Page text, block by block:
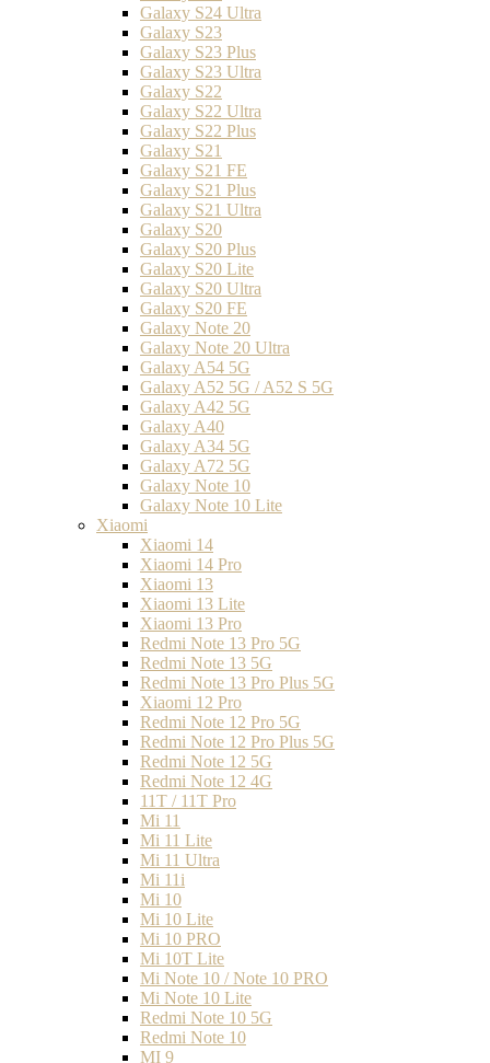
Galaxy S24 Ultra
Galaxy S23
Galaxy S23 Plus
Galaxy S23 Ultra
Galaxy S22
Galaxy S22 Ultra
Galaxy S22 Plus
Galaxy S21
Galaxy S21 FE
Galaxy S21 Plus
Galaxy S21 Ultra
Galaxy S20
Galaxy S20 Plus
Galaxy S20 Lite
Galaxy S20 Ultra
Galaxy S20 FE
Galaxy Note 20
Galaxy Note 20 Ultra
Galaxy A54 5G
Galaxy A52 5G / A52 S 5G
Galaxy A42 5G
Galaxy A40
Galaxy A34 5G
Galaxy A72 5G
Galaxy Note 10
Galaxy Note 10 Lite
Xiaomi
Xiaomi 14
Xiaomi 14 Pro
Xiaomi 13
Xiaomi 13 Lite
Xiaomi 13 Pro
Redmi Note 13 Pro 5G
Redmi Note 13 5G
Redmi Note 13 Pro Plus 5G
Xiaomi 12 Pro
Redmi Note 12 Pro 5G
Redmi Note 12 Pro Plus 5G
Redmi Note 12 5G
Redmi Note 12 4G
11T / 11T Pro
Mi 11
Mi 11 Lite
Mi 11 Ultra
Mi 11i
Mi 10
Mi 10 Lite
Mi 10 PRO
Mi 10T Lite
Mi Note 10 / Note 10 PRO
Mi Note 10 Lite
Redmi Note 10 5G
Redmi Note 10
MI 9